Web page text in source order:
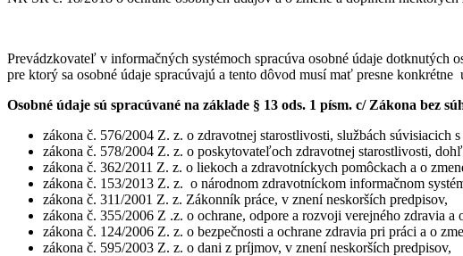
Prevádzkovateľ v informačných systémoch spracúva osobné údaje dotknutých
pre ktorý sa osobné údaje spracúvajú a tento dôvod musí mať presne
Osobné údaje sú spracúvané na základe § 13 ods. 1 písm. c/ Zákona bez
zákona č. 576/2004 Z. z. o zdravotnej starostlivosti, službách
zákona č. 578/2004 Z. z. o poskytovateľoch zdravotnej starostlivosti,
zákona č. 362/2011 Z. z. o liekoch a zdravotníckych pomôckach a o
zákona č. 153/2013 Z. z. o národnom zdravotníckom informačnom
zákona č. 311/2001 Z. z. Zákonník práce, v znení neskorších predpisov,
zákona č. 355/2006 Z .z. o ochrane, odpore a rozvoji verejného zdravia
zákona č. 124/2006 Z. z. o bezpečnosti a ochrane zdravia pri práci a o
zákona č. 595/2003 Z. z. o dani z príjmov, v znení neskorších predpisov,